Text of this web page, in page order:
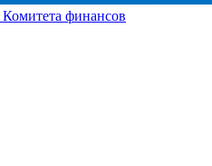
финансов